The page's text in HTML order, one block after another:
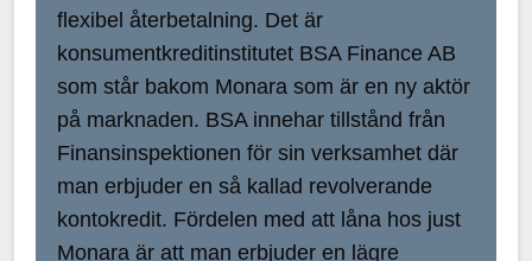
flexibel återbetalning. Det är
konsumentkreditinstitutet BSA Finance AB
som står bakom Monara som är en ny aktör
på marknaden. BSA innehar tillstånd från
Finansinspektionen för sin verksamhet där
man erbjuder en så kallad revolverande
kontokredit. Fördelen med att låna hos just
Monara är att man erbjuder en lägre